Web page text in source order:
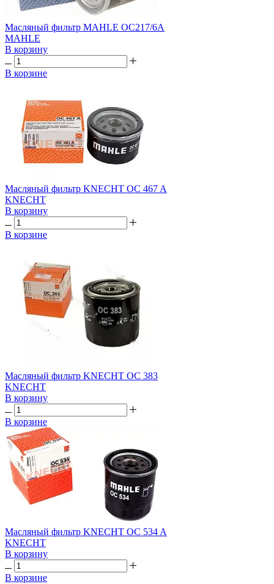
Масляный фильтр MAHLE OC217/6A
MAHLE
В корзину
В корзине
Масляный фильтр KNECHT OC 467 A
KNECHT
В корзину
В корзине
Масляный фильтр KNECHT OC 383
KNECHT
В корзину
В корзине
Масляный фильтр KNECHT OC 534 A
KNECHT
В корзину
В корзине